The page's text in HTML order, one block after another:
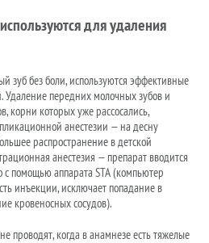
для удаления
зуб без боли, используются эффективные
Удаление передних молочных зубов и
корни которых уже рассосались,
анестезии — на десну
распространение в детской
анестезия — препарат вводится
с помощью аппарата STA (компьютер
инъекции, исключает попадание в
кровеносных сосудов).
проводят, когда в анамнезе есть тяжелые